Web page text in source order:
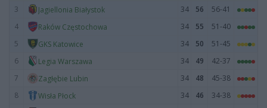
3
Jagiellonia Białystok 34 56
56-41
4
Raków Częstochowa 34 55
51-40
5
GKS Katowice 34 50
51-45
6
Legia Warszawa 34 49
42-37
7
Zagłębie Lubin 34 48
45-38
8
Wisła Płock 34 46
34-38